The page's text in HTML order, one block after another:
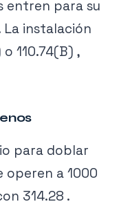
entren para su
instalación
110.74(B) ,
para doblar
operen a 1000
314.28 .